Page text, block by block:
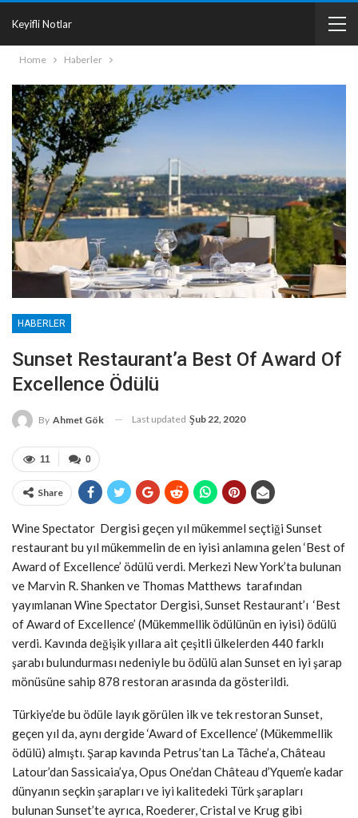
Keyifli Notlar
Home Haberler
HABERLER
Sunset Restaurant’a Best Of Award Of
Excellence Ödülü
By Ahmet Gök Last updated Şub 22, 2020
0
11
Share
Wine Spectator Dergisi geçen yıl mükemmel seçtiği Sunset
restaurant bu yıl mükemmelin de en iyisi anlamına gelen ‘Best of
Award of Excellence’ ödülü verdi. Merkezi New York’ta bulunan
ve Marvin R. Shanken ve Thomas Matthews tarafından
yayımlanan Wine Spectator Dergisi, Sunset Restaurant’ı ‘Best
of Award of Excellence’ (Mükemmellik ödülünün en iyisi) ödülü
verdi. Kavında değişik yıllara ait çeşitli ülkelerden 440 farklı
şarabı bulundurması nedeniyle bu ödülü alan Sunset en iyi şarap
mönüsüne sahip 878 restoran arasında da gösterildi.
Türkiye’de bu ödüle layık görülen ilk ve tek restoran Sunset,
geçen yıl da, aynı dergide ‘Award of Excellence’ (Mükemmellik
ödülü) almıştı. Şarap kavında Petrus’tan La Tâche’a, Château
Latour’dan Sassicaia’ya, Opus One’dan Château d’Yquem’e kadar
dünyanın seçkin şarapları ve iyi kalitedeki Türk şarapları
bulunan Sunset’te ayrıca, Roederer, Cristal ve Krug gibi